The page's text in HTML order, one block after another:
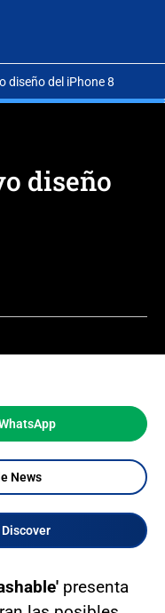
diseño del iPhone 8
diseño
News
presenta